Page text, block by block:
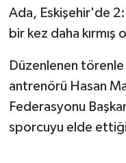
Ada, Eskişehir'de
bir kez daha kırmış
Düzenlenen törenle
antrenörü Hasan
Federasyonu
sporcuyu elde
TATLISU
TİCARET
YAŞAM